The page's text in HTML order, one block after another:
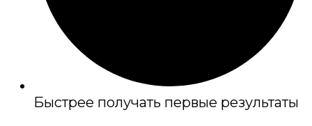
Быстрее получать первые результаты